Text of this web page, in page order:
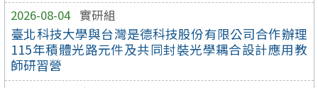
2026-08-04 實研組
臺北科技大學與台灣是德科技股份有限公司合作辦理
115年積體光路元件及共同封裝光學耦合設計應用教
師研習營